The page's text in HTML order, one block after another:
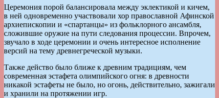
Церемония порой балансировала между эклектикой и кичем,
в ней одновременно участвовали хор православной Афинской
архиепископии и «спартанцы» из фольклорного ансамбля,
сложившие оружие на пути следования процессии. Впрочем,
звучало в ходе церемонии и очень интересное исполнение
версий на тему древнегреческой музыки.
Также действо было ближе к древним традициям, чем
современная эстафета олимпийского огня: в древности
никакой эстафеты не было, но огонь, действительно, зажигали
и хранили на протяжении игр.